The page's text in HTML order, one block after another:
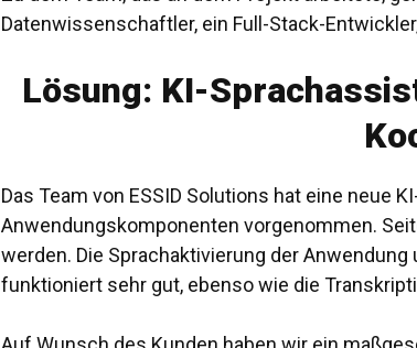
Datenwissenschaftler, ein Full-Stack-
Lösung: KI-
Das Team von ESSID Solutions hat eine neue
Anwendungskomponenten vorgenommen.
werden. Die Sprachaktivierung der
funktioniert sehr gut, ebenso wie die